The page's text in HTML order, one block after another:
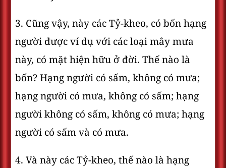
3. Cũng vậy, này các Tỷ-kheo, có bốn hạng
người được ví dụ với các loại mây mưa
này, có mặt hiện hữu ở đời. Thế nào là
bốn? Hạng người có sấm, không có mưa;
hạng người có mưa, không có sấm; hạng
người không có sấm, không có mưa; hạng
người có sấm và có mưa.
4. Và này các Tỷ-kheo, thế nào là hạng